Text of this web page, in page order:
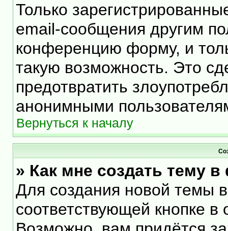
Только
email-сообщения другим
конференцию форму, и
такую возможность. Это
предотвратить
анонимными
Вернуться к началу
» Как мне создать тему
Для создания новой темы
соответствующей кнопке